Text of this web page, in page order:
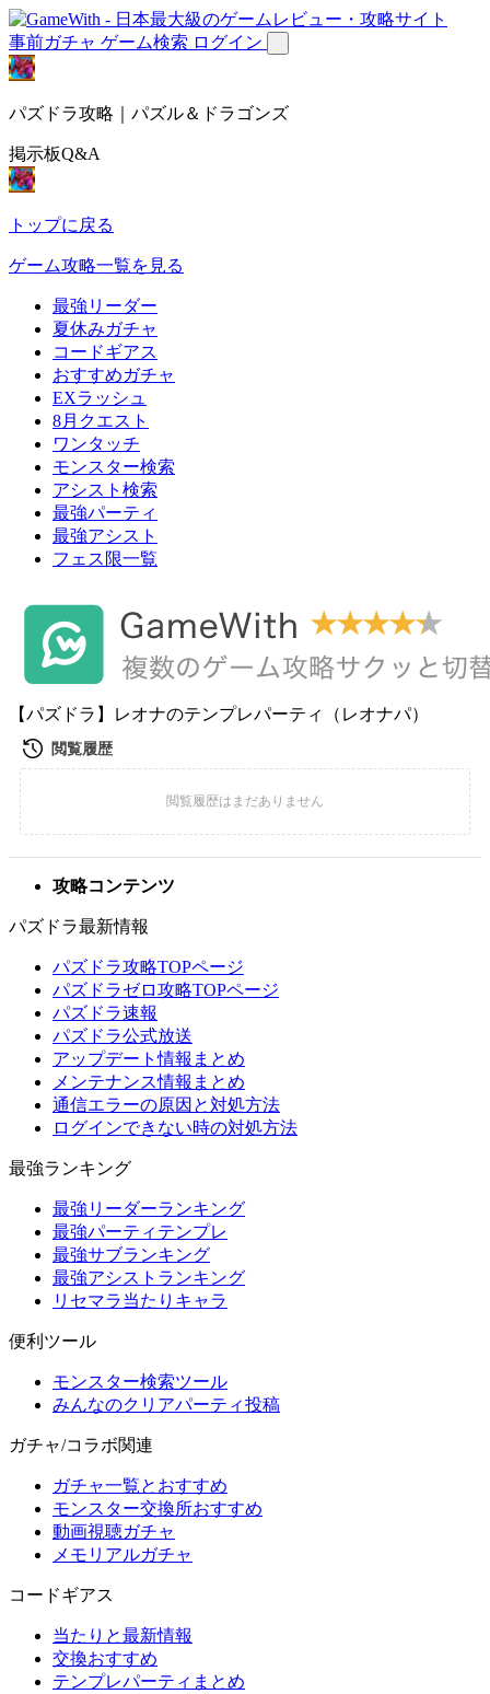
事前ガチャ ゲーム検索 ログイン
パズドラ攻略｜パズル＆ドラゴンズ
掲示板Q&A
トップに戻る
ゲーム攻略一覧を見る
最強リーダー
夏休みガチャ
コードギアス
おすすめガチャ
EXラッシュ
8月クエスト
ワンタッチ
モンスター検索
アシスト検索
最強パーティ
最強アシスト
フェス限一覧
【パズドラ】レオナのテンプレパーティ（レオナパ）
攻略コンテンツ
パズドラ最新情報
パズドラ攻略TOPページ
パズドラゼロ攻略TOPページ
パズドラ速報
パズドラ公式放送
アップデート情報まとめ
メンテナンス情報まとめ
通信エラーの原因と対処方法
ログインできない時の対処方法
最強ランキング
最強リーダーランキング
最強パーティテンプレ
最強サブランキング
最強アシストランキング
リセマラ当たりキャラ
便利ツール
モンスター検索ツール
みんなのクリアパーティ投稿
ガチャ/コラボ関連
ガチャ一覧とおすすめ
モンスター交換所おすすめ
動画視聴ガチャ
メモリアルガチャ
コードギアス
当たりと最新情報
交換おすすめ
テンプレパーティまとめ